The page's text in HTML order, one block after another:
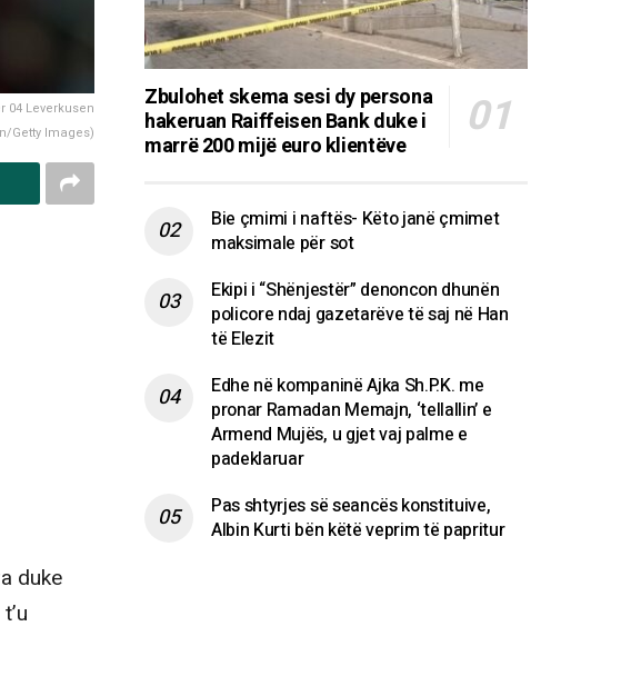
04 Leverkusen
Getty Images)
duke
Zbulohet skema sesi dy persona
hakeruan Raiffeisen Bank duke i
marrë 200 mijë euro klientëve
Bie çmimi i naftës- Këto janë çmimet
maksimale për sot
Ekipi i “Shënjestër” denoncon dhunën
policore ndaj gazetarëve të saj në Han
të Elezit
Edhe në kompaninë Ajka Sh.P.K. me
pronar Ramadan Memajn, ‘tellallin’ e
Armend Mujës, u gjet vaj palme e
padeklaruar
Pas shtyrjes së seancës konstituive,
Albin Kurti bën këtë veprim të papritur